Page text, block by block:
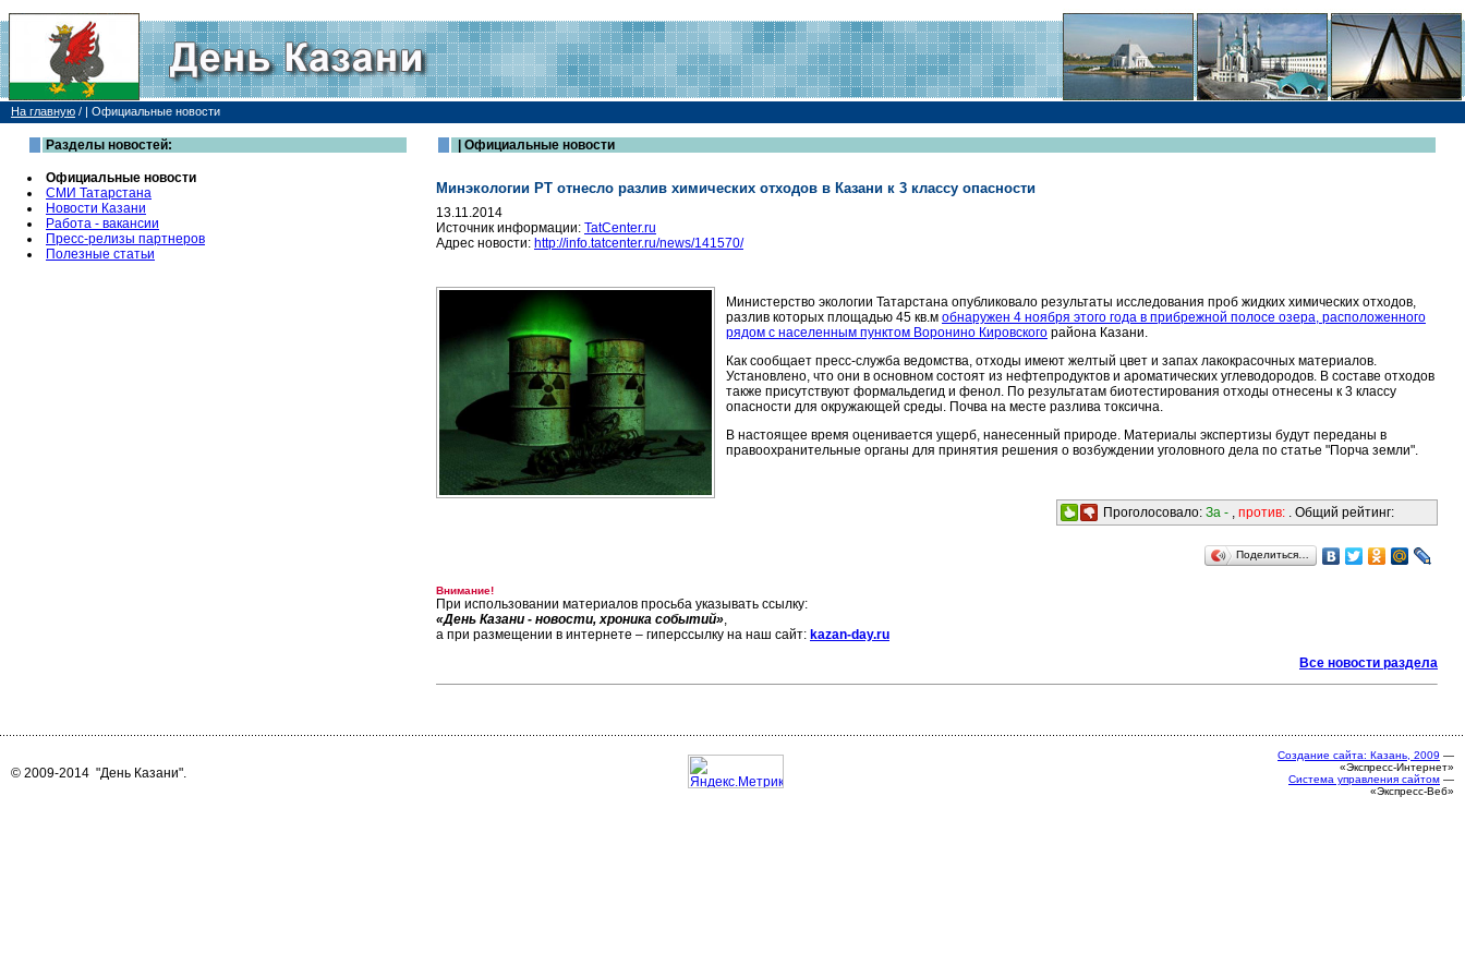
На главную / | Официальные новости
Разделы новостей:
Официальные новости
СМИ Татарстана
Новости Казани
Работа - вакансии
Пресс-релизы партнеров
Полезные статьи
| Официальные новости
Минэкологии РТ отнесло разлив химических отходов в Казани к 3 классу опасности
13.11.2014
Источник информации: TatCenter.ru
Адрес новости: http://info.tatcenter.ru/news/141570/
Министерство экологии Татарстана опубликовало результаты исследования проб жидких химических отходов,
разлив которых площадью 45 кв.м обнаружен 4 ноября этого года в прибрежной полосе озера, расположенного
рядом с населенным пунктом Воронино Кировского района Казани.
Как сообщает пресс-служба ведомства, отходы имеют желтый цвет и запах лакокрасочных материалов.
Установлено, что они в основном состоят из нефтепродуктов и ароматических углеводородов. В составе отходов
также присутствуют формальдегид и фенол. По результатам биотестирования отходы отнесены к 3 классу
опасности для окружающей среды. Почва на месте разлива токсична.
В настоящее время оценивается ущерб, нанесенный природе. Материалы экспертизы будут переданы в
правоохранительные органы для принятия решения о возбуждении уголовного дела по статье "Порча земли".
Проголосовало: За - , против: . Общий рейтинг:
Поделиться…
Внимание!
При использовании материалов просьба указывать ссылку:
«День Казани - новости, хроника событий»,
а при размещении в интернете – гиперссылку на наш сайт: kazan-day.ru
Все новости раздела
© 2009-2014 "День Казани".
Создание сайта: Казань, 2009 —
«Экспресс-Интернет»
Система управления сайтом —
«Экспресс-Веб»